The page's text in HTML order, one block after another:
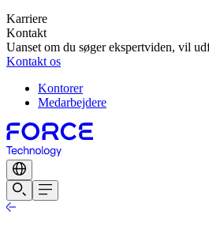
Karriere
Kontakt
Uanset om du søger ekspertviden, vil
Kontakt os
Kontorer
Medarbejdere